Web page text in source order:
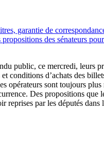
garantie de
des sénateurs
public, ce mercredi, leurs
conditions d’achats des
opérateurs sont toujours
Des propositions que
reprises par les députés dans